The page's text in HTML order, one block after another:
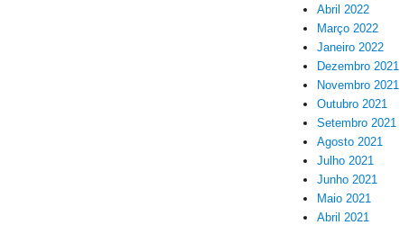
Abril 2022
Março 2022
Janeiro 2022
Dezembro 2021
Novembro 2021
Outubro 2021
Setembro 2021
Agosto 2021
Julho 2021
Junho 2021
Maio 2021
Abril 2021